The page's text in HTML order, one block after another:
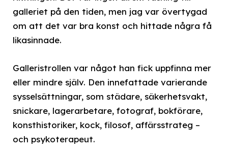
galleriet på den tiden, men jag var övertygad
om att det var bra konst och hittade några få
likasinnade.
Galleristrollen var något han fick uppfinna mer
eller mindre själv. Den innefattade varierande
sysselsättningar, som städare, säkerhetsvakt,
snickare, lagerarbetare, fotograf, bokförare,
konsthistoriker, kock, filosof, affärsstrateg –
och psykoterapeut.